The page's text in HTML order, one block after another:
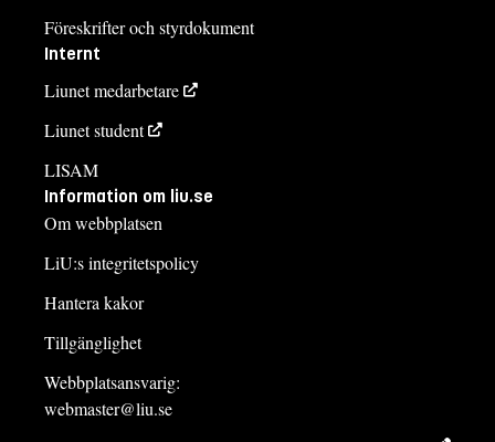
Föreskrifter och styrdokument
Internt
Liunet medarbetare
Liunet student
LISAM
Information om liu.se
Om webbplatsen
LiU:s integritetspolicy
Hantera kakor
Tillgänglighet
Webbplatsansvarig:
webmaster@liu.se